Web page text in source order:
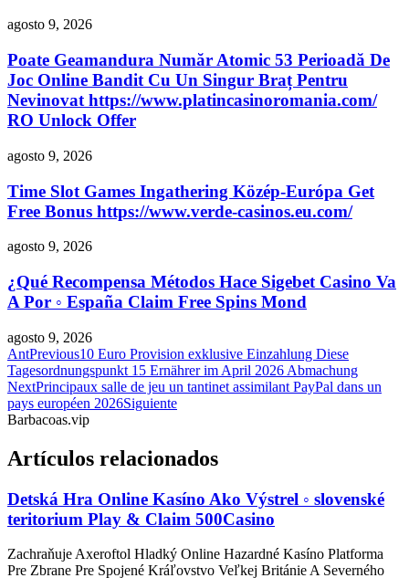
agosto 9, 2026
Poate Geamandura Număr Atomic 53 Perioadă De
Joc Online Bandit Cu Un Singur Braț Pentru
Nevinovat https://www.platincasinoromania.com/
RO Unlock Offer
agosto 9, 2026
Time Slot Games Ingathering Közép-Európa Get
Free Bonus https://www.verde-casinos.eu.com/
agosto 9, 2026
¿Qué Recompensa Métodos Hace Sigebet Casino Va
A Por ◦ España Claim Free Spins Mond
agosto 9, 2026
AntPrevious10 Euro Provision exklusive Einzahlung Diese
Tagesordnungspunkt 15 Ernährer im April 2026 Abmachung
NextPrincipaux salle de jeu un tantinet assimilant PayPal dans un
pays européen 2026Siguiente
Barbacoas.vip
Artículos relacionados
Detská Hra Online Kasíno Ako Výstrel ◦ slovenské
teritorium Play & Claim 500Casino
Zachraňuje Axeroftol Hladký Online Hazardné Kasíno Platforma
Pre Zbrane Pre Spojené Kráľovstvo Veľkej Británie A Severného